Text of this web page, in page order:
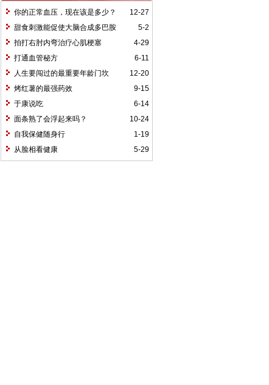
12-27
你的正常血压，现在该是多少？
5-2
甜食刺激能促使大脑合成多巴胺
4-29
拍打右肘内弯治疗心肌梗塞
6-11
打通血管秘方
12-20
人生要闯过的最重要年龄门坎
9-15
烤红薯的最强药效
6-14
于康说吃
10-24
面条熟了会浮起来吗？
1-19
自我保健随身行
5-29
从脸相看健康